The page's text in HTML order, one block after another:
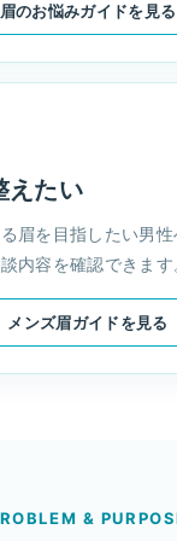
眉のお悩みガイドを見る
えたい
眉を目指したい男
内容を確認できます
メンズ眉ガイドを見る
&